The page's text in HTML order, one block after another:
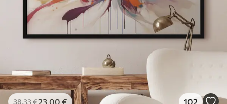
38.33€23.00 € 102